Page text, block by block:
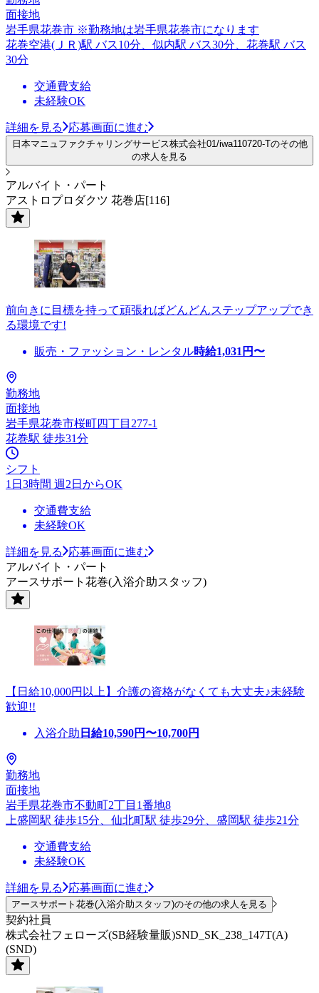
面接地
岩手県花巻市 ※勤務地は岩手県花巻市になります
花巻空港(ＪＲ)駅 バス10分、似内駅 バス30分、花巻駅 バス
30分
交通費支給
未経験OK
詳細を見る 応募画面に進む
日本マニュファクチャリングサービス株式会社01/iwa110720-Tのその他
の求人を見る
アルバイト・パート
アストロプロダクツ 花巻店[116]
前向きに目標を持って頑張ればどんどんステップアップでき
る環境です!
販売・ファッション・レンタル時給1,031 円〜
勤務地
面接地
岩手県花巻市桜町四丁目277-1
花巻駅 徒歩31分
シフト
1日3時間 週2日からOK
交通費支給
未経験OK
詳細を見る
応募画面に進む
アルバイト・パート
アースサポート花巻(入浴介助スタッフ)
【日給10,000円以上】介護の資格がなくても大丈夫♪未経験
歓迎!!
入浴介助 日給10,590円〜10,700円
勤務地
面接地
岩手県花巻市不動町2丁目1番地8
上盛岡駅 徒歩15分、仙北町駅 徒歩29分、盛岡駅 徒歩21分
交通費支給
未経験OK
詳細を見る 応募画面に進む
アースサポート花巻(入浴介助スタッフ)のその他の求人を見る
契約社員
株式会社フェローズ(SB経験量販)SND_SK_238_147T(A)
(SND)